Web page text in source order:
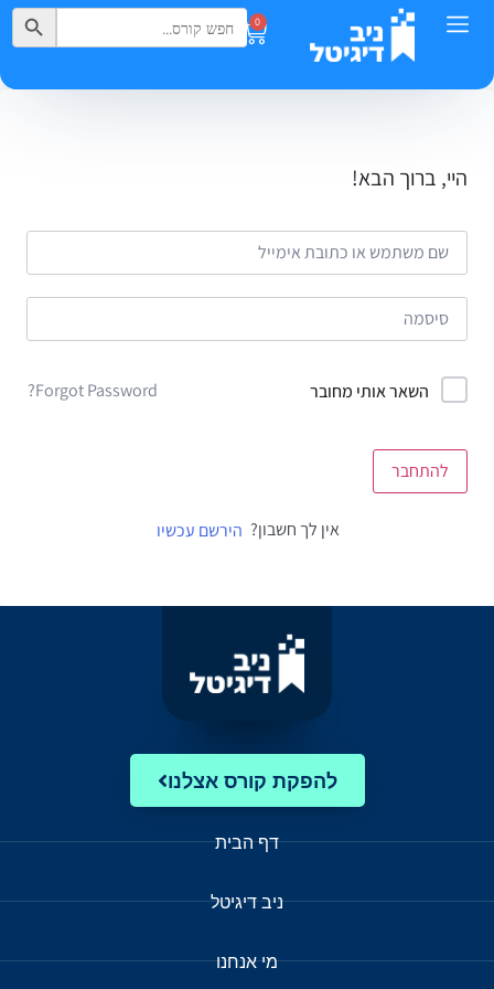
0
Search
for:
Search Button
היי, ברוך הבא!
השאר אותי מחובר Forgot Password?
להתחבר
אין לך חשבון? הירשם עכשיו
להפקת קורס אצלנו
דף הבית
ניב דיגיטל
מי אנחנו